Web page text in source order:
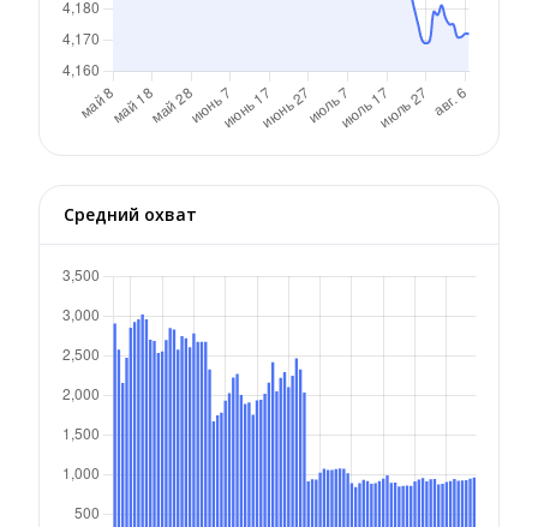
Средний охват